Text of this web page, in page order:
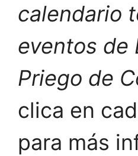
calendario
eventos de
Priego de
clica en
para más